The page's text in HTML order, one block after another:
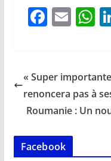
F
b
o
o
k
E
l s
A
p
« Super
renoncera pas à
Roumanie : Un
Facebook